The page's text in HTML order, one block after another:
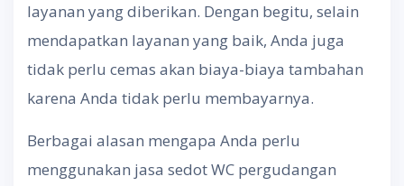
layanan yang diberikan. Dengan begitu, selain
mendapatkan layanan yang baik, Anda juga
tidak perlu cemas akan biaya-biaya tambahan
karena Anda tidak perlu membayarnya.
Berbagai alasan mengapa Anda perlu
menggunakan jasa sedot WC pergudangan